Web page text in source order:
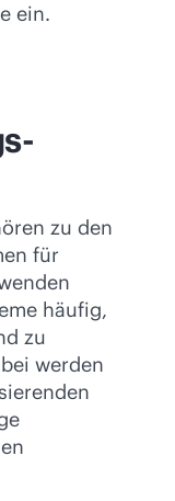
ein.
zu den
für
häufig,
zu
werden